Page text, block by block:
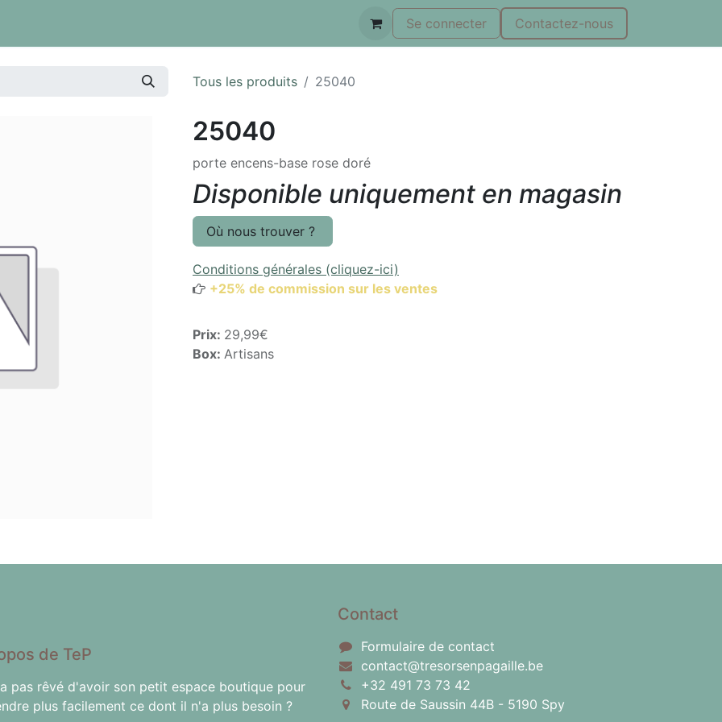
Se connecter Contactez-nous
Tous les produits 25040
25040
porte encens-base rose doré
Disponible uniquement en magasin
Où nous trouver ?
Conditions générales (cliquez-ici)
+25% de commission sur les ventes
Prix: 29,99€
Box: Artisans
de TeP
pas rêvé d'avoir son petit espace boutique pour
plus facilement ce dont il n'a plus besoin ?
Contact
Formulaire de contact
contact@tresorsenpagaille.be
+32 491 73 73 42
Route de Saussin 44B - 5190 Spy